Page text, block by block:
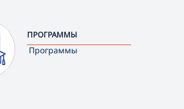
ПРОГРАММЫ
Программы